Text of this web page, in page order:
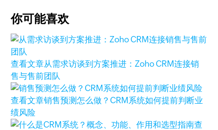
你可能喜欢
查看文章从需求访谈到方案推进：Zoho CRM连接销
售与售前团队
查看文章销售预测怎么做？CRM系统如何提前判断业
绩风险
查